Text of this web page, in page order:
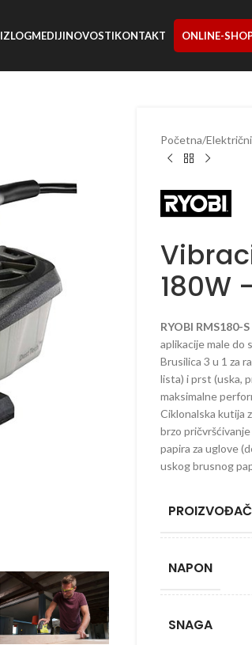
IZLOGMEDIJINOVOSTIKONTAKT ONLINE-
Početna/
180W
RYOBI
aplikacije male do
Brusilica 3 u 1 za
lista) i prst (uska,
maksimalne
Ciklonalska kutija
brzo
papira za uglove
uskog brusnog
PROIZVOĐAČ
NAPON
SNAGA